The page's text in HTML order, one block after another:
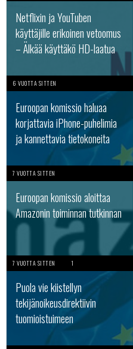
Netflixin ja YouTuben
käyttäjille erikoinen vetoomus
– Älkää käyttäkö HD-laatua
6 VUOTTA SITTEN
Euroopan komissio haluaa
korjattavia iPhone-puhelimia
ja kannettavia tietokoneita
7 VUOTTA SITTEN
Euroopan komissio aloittaa
Amazonin toiminnan tutkinnan
7 VUOTTA SITTEN 1
Puola vie kiistellyn
tekijänoikeusdirektiivin
tuomioistuimeen